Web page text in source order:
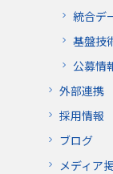
統合デ
基盤技
公募情
外部連携
採用情報
ブログ
メディア